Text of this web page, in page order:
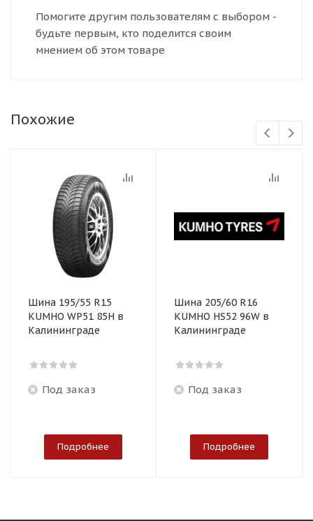
Помогите другим пользователям с выбором -
будьте первым, кто поделится своим
мнением об этом товаре
Похожие
Шина 195/55 R15
KUMHO WP51 85H в
Калининграде
Под заказ
Подробнее
Шина 205/60 R16
KUMHO HS52 96W в
Калининграде
Под заказ
Подробнее